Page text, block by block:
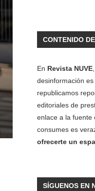
CONTENIDO
En Revista NUVE
desinformación
republicamos
editoriales de
enlace a la fuente
consumes es
ofrecerte un
SÍGUENOS EN